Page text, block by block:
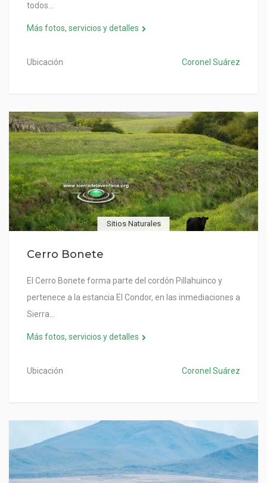
todos…
Más fotos, servicios y detalles
Ubicación Coronel Suárez
Sitios Naturales
Cerro Bonete
El Cerro Bonete forma parte del cordón Pillahuinco y
pertenece a la estancia El Condor, en las inmediaciones a
Sierra…
Más fotos, servicios y detalles
Ubicación Coronel Suárez